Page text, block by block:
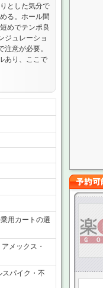
とした気分で
る。ホール間
めでテンポ良
ジュレーショ
意が必要。
あり、ここで
用カートの選
メックス・
スパイク・不